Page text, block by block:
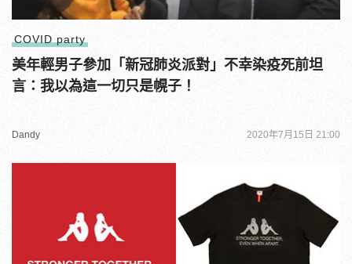
COVID party
美年輕男子參加「新冠肺炎派對」不幸染疫死前坦
言：我以為這一切只是幌子！
Dandy 2020年7月15日 21:00